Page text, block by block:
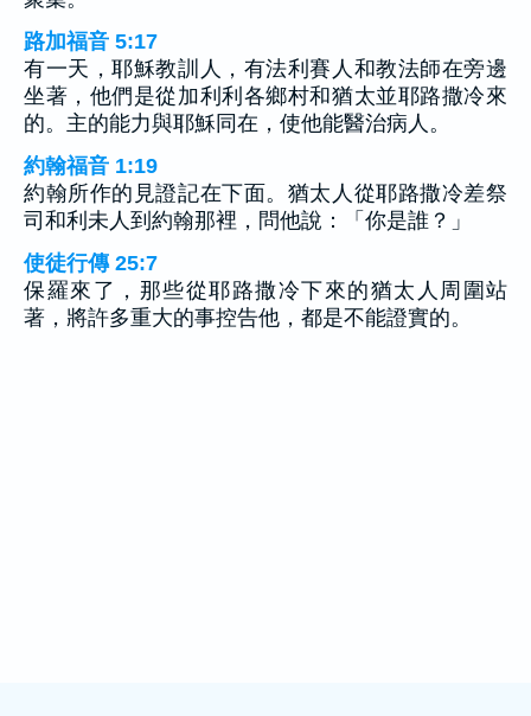
路加福音 5:17
有一天，耶穌教訓人，有法利賽人和教法師在旁邊
坐著，他們是從加利利各鄉村和猶太並耶路撒冷來
的。主的能力與耶穌同在，使他能醫治病人。
約翰福音 1:19
約翰所作的見證記在下面。猶太人從耶路撒冷差祭
司和利未人到約翰那裡，問他說：「你是誰？」
使徒行傳 25:7
保羅來了，那些從耶路撒冷下來的猶太人周圍站
著，將許多重大的事控告他，都是不能證實的。